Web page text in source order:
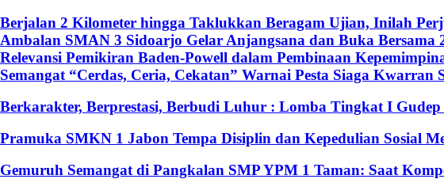
Berjalan 2 Kilometer hingga Taklukkan Beragam Ujian, Inilah
Ambalan SMAN 3 Sidoarjo Gelar Anjangsana dan Buka Bersama
Relevansi Pemikiran Baden-Powell dalam Pembinaan
Semangat “Cerdas, Ceria, Cekatan” Warnai Pesta Siaga Kwarran
Berkarakter, Berprestasi, Berbudi Luhur : Lomba Tingkat I
Pramuka SMKN 1 Jabon Tempa Disiplin dan Kepedulian Sosial
Gemuruh Semangat di Pangkalan SMP YPM 1 Taman: Saat